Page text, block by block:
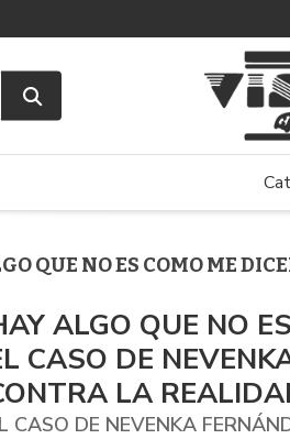
QUE NO ES COMO ME
ALGO QUE NO
CASO DE
LA
CASO DE NEVENKA